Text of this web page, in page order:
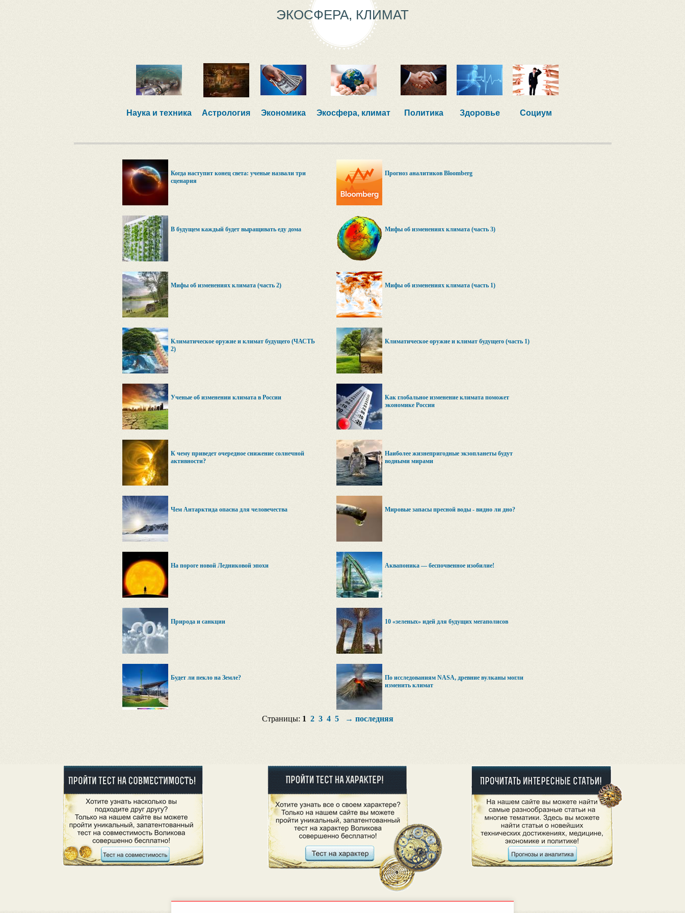
ЭКОСФЕРА, КЛИМАТ
Наука и техника Астрология Экономика Экосфера, климат Политика Здоровье Социум
Когда наступит конец света: ученые назвали три
сценария
Прогноз аналитиков Bloomberg
В будущем каждый будет выращивать еду дома Мифы об изменениях климата (часть 3)
Мифы об изменениях климата (часть 2) Мифы об изменениях климата (часть 1)
Климатическое оружие и климат будущего (ЧАСТЬ
2)
Климатическое оружие и климат будущего (часть 1)
Ученые об изменении климата в России
Как глобальное изменение климата поможет
экономике России
К чему приведет очередное снижение солнечной
активности?
Наиболее жизнепригодные экзопланеты будут
водными мирами
Чем Антарктида опасна для человечества Мировые запасы пресной воды - видно ли дно?
На пороге новой Ледниковой эпохи Аквапоника — беспочвенное изобилие!
Природа и санкции 10 «зеленых» идей для будущих мегаполисов
Будет ли пекло на Земле?
По исследованиям NASA, древние вулканы могли
изменить климат
Страницы: 1 2 3 4 5 → последняя